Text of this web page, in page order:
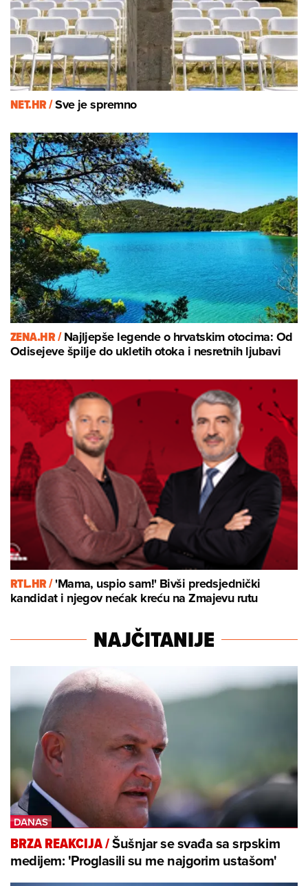
NET.HR /Sve je spremno
ZENA.HR /Najljepše legende o hrvatskim otocima: Od
Odisejeve špilje do ukletih otoka i nesretnih ljubavi
RTL.HR /'Mama, uspio sam!' Bivši predsjednički
kandidat i njegov nećak kreću na Zmajevu rutu
NAJČITANIJE
BRZA REAKCIJA/Šušnjar se svađa sa srpskim
medijem: 'Proglasili su me najgorim ustašom'